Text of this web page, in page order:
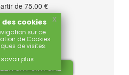
SA POINTURE
de 75.00 €
(1)
Sur
-46.00%
cookies
sur ce
de Cookies
de visites.
savoir plus
x